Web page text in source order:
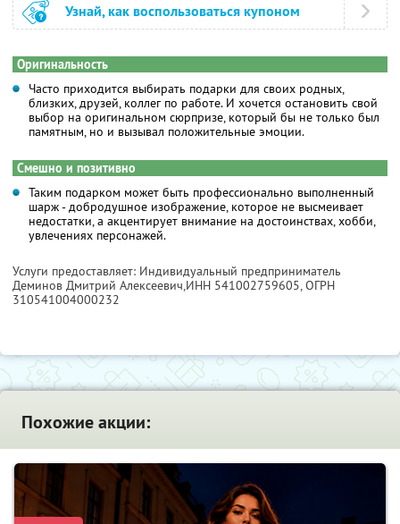
Узнай, как воспользоваться купоном
Оригинальность
Часто приходится выбирать подарки для своих родных,
близких, друзей, коллег по работе. И хочется остановить свой
выбор на оригинальном сюрпризе, который бы не только был
памятным, но и вызывал положительные эмоции.
Смешно и позитивно
Таким подарком может быть профессионально выполненный
шарж - добродушное изображение, которое не высмеивает
недостатки, а акцентирует внимание на достоинствах, хобби,
увлечениях персонажей.
Услуги предоставляет: Индивидуальный предприниматель
Деминов Дмитрий Алексеевич,ИНН 541002759605, ОГРН
310541004000232
Похожие акции: